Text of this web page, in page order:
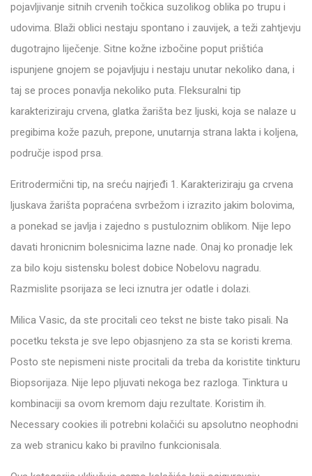
pojavljivanje sitnih crvenih točkica suzolikog oblika po trupu i
udovima. Blaži oblici nestaju spontano i zauvijek, a teži zahtjevju
dugotrajno liječenje. Sitne kožne izbočine poput prištića
ispunjene gnojem se pojavljuju i nestaju unutar nekoliko dana, i
taj se proces ponavlja nekoliko puta. Fleksuralni tip
karakteriziraju crvena, glatka žarišta bez ljuski, koja se nalaze u
pregibima kože pazuh, prepone, unutarnja strana lakta i koljena,
područje ispod prsa.
Eritrodermični tip, na sreću najrjeđi 1. Karakteriziraju ga crvena
ljuskava žarišta popraćena svrbežom i izrazito jakim bolovima,
a ponekad se javlja i zajedno s pustuloznim oblikom. Nije lepo
davati hronicnim bolesnicima lazne nade. Onaj ko pronadje lek
za bilo koju sistensku bolest dobice Nobelovu nagradu.
Razmislite psorijaza se leci iznutra jer odatle i dolazi.
Milica Vasic, da ste procitali ceo tekst ne biste tako pisali. Na
pocetku teksta je sve lepo objasnjeno za sta se koristi krema.
Posto ste nepismeni niste procitali da treba da koristite tinkturu
Biopsorijaza. Nije lepo pljuvati nekoga bez razloga. Tinktura u
kombinaciji sa ovom kremom daju rezultate. Koristim ih.
Necessary cookies ili potrebni kolačići su apsolutno neophodni
za web stranicu kako bi pravilno funkcionisala.